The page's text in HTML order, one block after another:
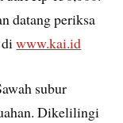
datang periksa
diwww.kai.id
subur
Dikelilingi